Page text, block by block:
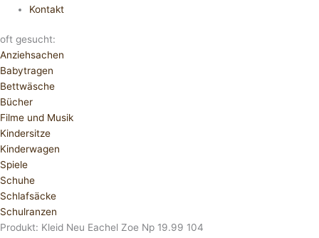
Kontakt
oft gesucht:
Anziehsachen
Babytragen
Bettwäsche
Bücher
Filme und Musik
Kindersitze
Kinderwagen
Spiele
Schuhe
Schlafsäcke
Schulranzen
Produkt: Kleid Neu Eachel Zoe Np 19.99 104